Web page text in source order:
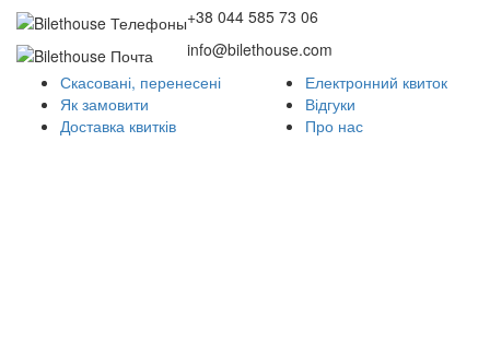
+38 044 585 73 06
info@bilethouse.com
Скасовані, перенесені
Як замовити
Доставка квитків
Електронний квиток
Відгуки
Про нас